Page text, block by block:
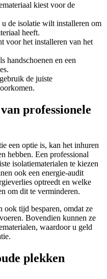
kiest voor de
de isolatie wilt installeren om
heeft.
voor het installeren van het
handschoenen en een
de juiste
professionele
een optie is, kan het inhuren
hebben. Een professional
isolatiematerialen te kiezen
ook een energie-audit
optreedt en welke
om dit te verminderen.
ook tijd besparen, omdat ze
Bovendien kunnen ze
waardoor u geld
plekken